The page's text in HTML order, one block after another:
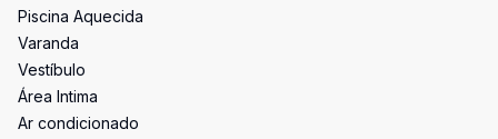
Piscina Aquecida
Varanda
Vestíbulo
Área Intima
Ar condicionado